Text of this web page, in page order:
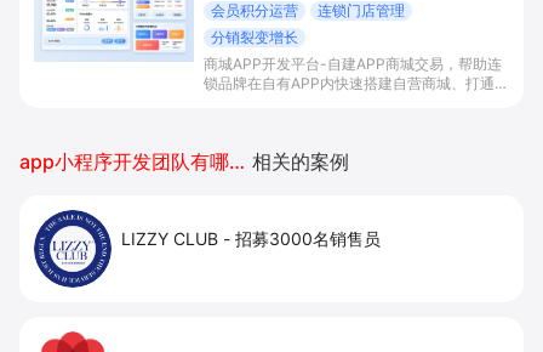
会员积分运营
连锁门店管理
分销裂变增长
商城APP开发平台-自建APP商城交易，帮助连
锁品牌在自有APP内快速搭建自营商城、打通多
app小程序开发团队有哪些公司 相关的案例
LIZZY CLUB - 招募3000名销售员